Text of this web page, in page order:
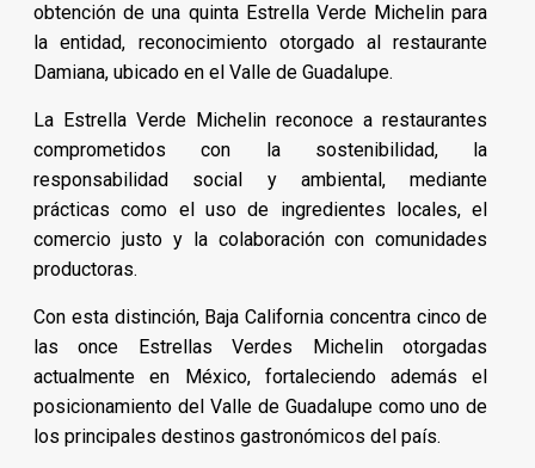
obtención de una quinta Estrella Verde Michelin para
la entidad, reconocimiento otorgado al restaurante
Damiana, ubicado en el Valle de Guadalupe.
La Estrella Verde Michelin reconoce a restaurantes
comprometidos con la sostenibilidad, la
responsabilidad social y ambiental, mediante
prácticas como el uso de ingredientes locales, el
comercio justo y la colaboración con comunidades
productoras.
Con esta distinción, Baja California concentra cinco de
las once Estrellas Verdes Michelin otorgadas
actualmente en México, fortaleciendo además el
posicionamiento del Valle de Guadalupe como uno de
los principales destinos gastronómicos del país.